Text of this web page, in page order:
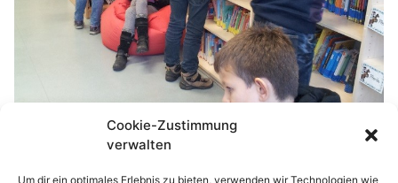
Cookie-Zustimmung
verwalten
Um dir ein optimales Erlebnis zu bieten, verwenden wir Technologien wie